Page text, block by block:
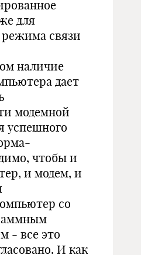
для
режима связи
наличие
дает
модемной
успешного
чтобы и
и модем, и
со
- все это
И как